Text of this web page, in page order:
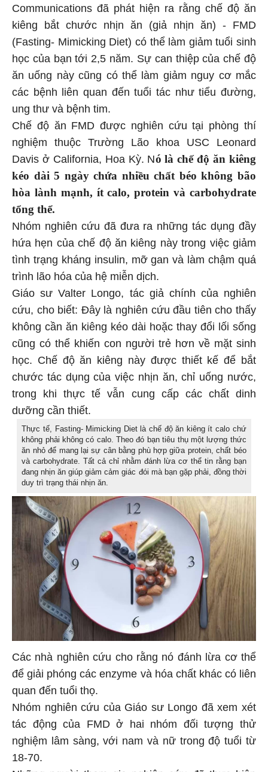
Communications đã phát hiện ra rằng chế độ ăn
kiêng bắt chước nhịn ăn (giả nhịn ăn) - FMD
(Fasting- Mimicking Diet) có thể làm giảm tuổi sinh
học của bạn tới 2,5 năm. Sự can thiệp của chế độ
ăn uống này cũng có thể làm giảm nguy cơ mắc
các bệnh liên quan đến tuổi tác như tiểu đường,
ung thư và bệnh tim.
Chế độ ăn FMD được nghiên cứu tại phòng thí
nghiệm thuộc Trường Lão khoa USC Leonard
Davis ở California, Hoa Kỳ. Nó là chế độ ăn kiêng
kéo dài 5 ngày chứa nhiều chất béo không bão
hòa lành mạnh, ít calo, protein và carbohydrate
tổng thể.
Nhóm nghiên cứu đã đưa ra những tác dụng đầy
hứa hẹn của chế độ ăn kiêng này trong việc giảm
tình trạng kháng insulin, mỡ gan và làm chậm quá
trình lão hóa của hệ miễn dịch.
Giáo sư Valter Longo, tác giả chính của nghiên
cứu, cho biết: Đây là nghiên cứu đầu tiên cho thấy
không cần ăn kiêng kéo dài hoặc thay đổi lối sống
cũng có thể khiến con người trẻ hơn về mặt sinh
học. Chế độ ăn kiêng này được thiết kế để bắt
chước tác dụng của việc nhịn ăn, chỉ uống nước,
trong khi thực tế vẫn cung cấp các chất dinh
dưỡng cần thiết.
Thực tế, Fasting- Mimicking Diet là chế độ ăn kiêng ít calo chứ
không phải không có calo. Theo đó bạn tiêu thụ một lượng thức
ăn nhỏ để mang lại sự cân bằng phù hợp giữa protein, chất béo
và carbohydrate. Tất cả chỉ nhằm đánh lừa cơ thể tin rằng bạn
đang nhịn ăn giúp giảm cảm giác đói mà bạn gặp phải, đồng thời
duy trì trạng thái nhịn ăn.
Các nhà nghiên cứu cho rằng nó đánh lừa cơ thể
để giải phóng các enzyme và hóa chất khác có liên
quan đến tuổi thọ.
Nhóm nghiên cứu của Giáo sư Longo đã xem xét
tác động của FMD ở hai nhóm đối tượng thử
nghiệm lâm sàng, với nam và nữ trong độ tuổi từ
18-70.